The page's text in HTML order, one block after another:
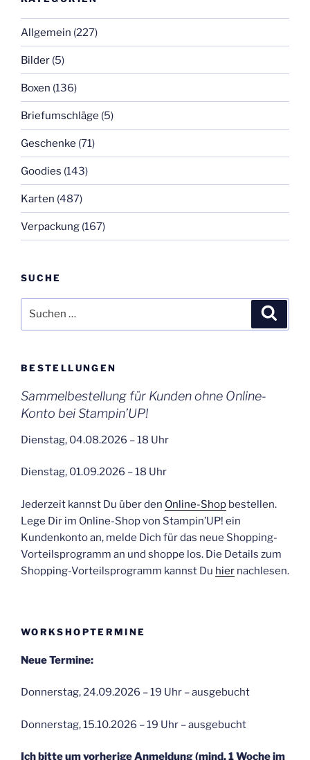
Allgemein (227)
Bilder (5)
Boxen (136)
Briefumschläge (5)
Geschenke (71)
Goodies (143)
Karten (487)
Verpackung (167)
SUCHE
nach:
BESTELLUNGEN
Sammelbestellung für Kunden ohne Online-
Konto bei Stampin’UP!
Dienstag, 04.08.2026 – 18 Uhr
Dienstag, 01.09.2026 – 18 Uhr
Jederzeit kannst Du über den Online-Shop bestellen.
Lege Dir im Online-Shop von Stampin’UP! ein
Kundenkonto an, melde Dich für das neue Shopping-
Vorteilsprogramm an und shoppe los. Die Details zum
Shopping-Vorteilsprogramm kannst Du hier nachlesen.
WORKSHOPTERMINE
Neue Termine:
Donnerstag, 24.09.2026 – 19 Uhr – ausgebucht
Donnerstag, 15.10.2026 – 19 Uhr – ausgebucht
Ich bitte um vorherige Anmeldung (mind. 1 Woche im